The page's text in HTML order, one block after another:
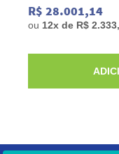
R$ 28.001,14
ou 12x de R$